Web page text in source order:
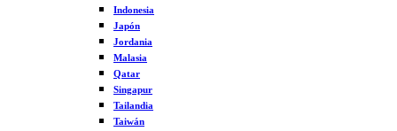
Indonesia
Japón
Jordania
Malasia
Qatar
Singapur
Tailandia
Taiwán